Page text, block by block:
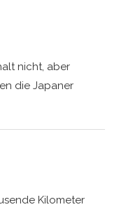
nicht, aber
die Japaner
Kilometer